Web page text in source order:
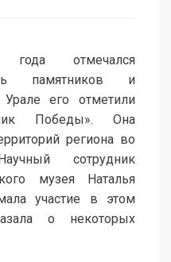
отмечался
памятников и
его отметили
Победы». Она
региона во
сотрудник
музея Наталья
участие в этом
о некоторых